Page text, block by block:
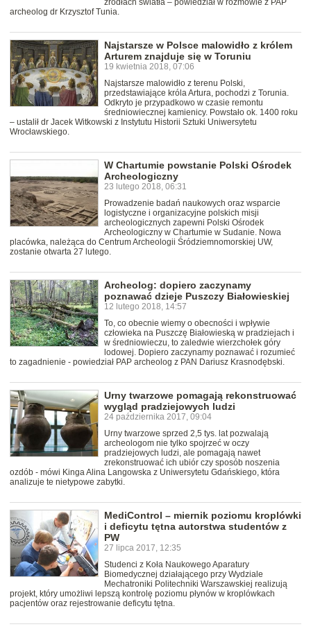
źródłach światła – powiedział w rozmowie z PAP
archeolog dr Krzysztof Tunia.
Najstarsze w Polsce malowidło z królem
Arturem znajduje się w Toruniu
19 kwietnia 2018, 07:06
Najstarsze malowidło z terenu Polski,
przedstawiające króla Artura, pochodzi z Torunia.
Odkryto je przypadkowo w czasie remontu
średniowiecznej kamienicy. Powstało ok. 1400 roku
– ustalił dr Jacek Witkowski z Instytutu Historii Sztuki Uniwersytetu
Wrocławskiego.
W Chartumie powstanie Polski Ośrodek
Archeologiczny
23 lutego 2018, 06:31
Prowadzenie badań naukowych oraz wsparcie
logistyczne i organizacyjne polskich misji
archeologicznych zapewni Polski Ośrodek
Archeologiczny w Chartumie w Sudanie. Nowa
placówka, należąca do Centrum Archeologii Śródziemnomorskiej UW,
zostanie otwarta 27 lutego.
Archeolog: dopiero zaczynamy
poznawać dzieje Puszczy Białowieskiej
12 lutego 2018, 14:57
To, co obecnie wiemy o obecności i wpływie
człowieka na Puszczę Białowieską w pradziejach i
w średniowieczu, to zaledwie wierzchołek góry
lodowej. Dopiero zaczynamy poznawać i rozumieć
to zagadnienie - powiedział PAP archeolog z PAN Dariusz Krasnodębski.
Urny twarzowe pomagają rekonstruować
wygląd pradziejowych ludzi
24 października 2017, 09:04
Urny twarzowe sprzed 2,5 tys. lat pozwalają
archeologom nie tylko spojrzeć w oczy
pradziejowych ludzi, ale pomagają nawet
zrekonstruować ich ubiór czy sposób noszenia
ozdób - mówi Kinga Alina Langowska z Uniwersytetu Gdańskiego, która
analizuje te nietypowe zabytki.
MediControl – miernik poziomu kroplówki
i deficytu tętna autorstwa studentów z
PW
27 lipca 2017, 12:35
Studenci z Koła Naukowego Aparatury
Biomedycznej działającego przy Wydziale
Mechatroniki Politechniki Warszawskiej realizują
projekt, który umożliwi lepszą kontrolę poziomu płynów w kroplówkach
pacjentów oraz rejestrowanie deficytu tętna.